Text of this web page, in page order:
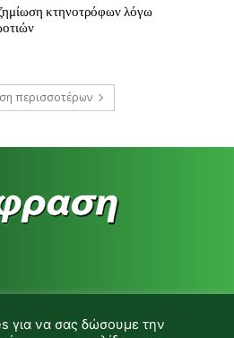
κτηνοτρόφων λόγω
περισσοτέρων
για να σας δώσουμε την